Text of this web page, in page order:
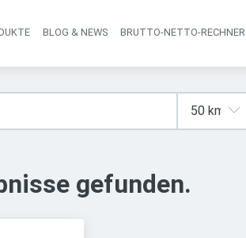
Navigation
BLOG & NEWS BRUTTO-NETTO-RECHNER
gefunden.